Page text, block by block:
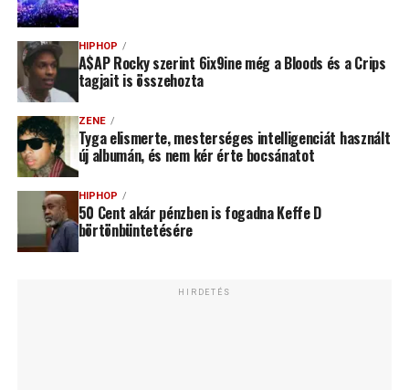
HIPHOP
A$AP Rocky szerint 6ix9ine még a Bloods és a Crips
tagjait is összehozta
ZENE
Tyga elismerte, mesterséges intelligenciát használt
új albumán, és nem kér érte bocsánatot
HIPHOP
50 Cent akár pénzben is fogadna Keffe D
börtönbüntetésére
HIRDETÉS